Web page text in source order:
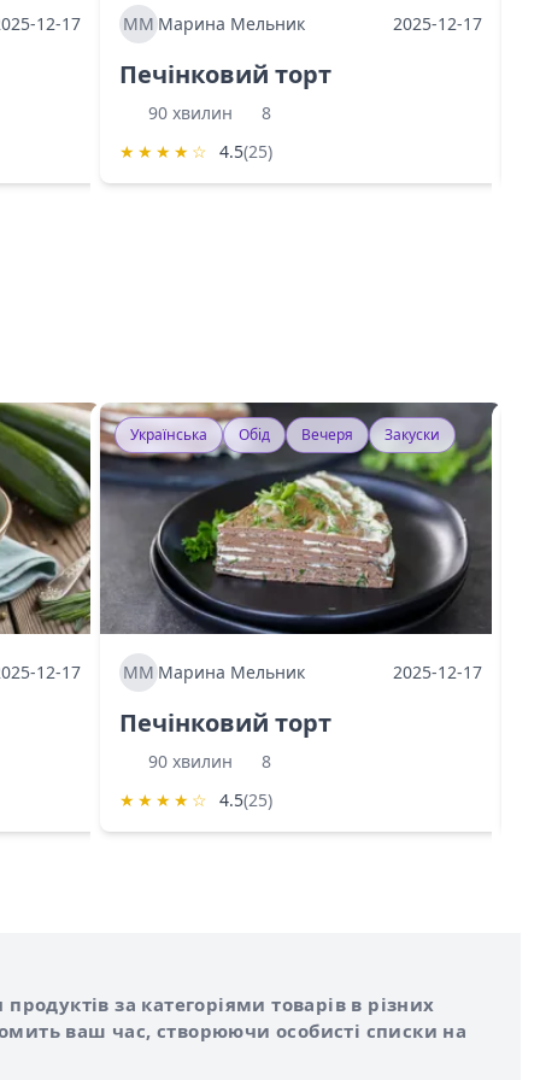
12-17 МММарина Мельник 2025-12-17
Печінковий торт
90 хвилин
8
★ ★ ★ ★ ☆ 4.5(25)
12-17
Українська Обід Вечеря Закуски
МММарина Мельник 2025-12-17
Печінковий торт
90 хвилин
8
★ ★ ★ ★ ☆ 4.5(25)
за категоріями товарів в різних
ваш час, створюючи особисті списки на